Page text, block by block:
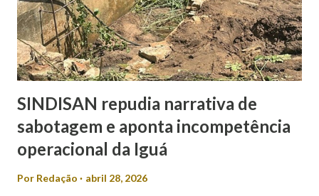
preferiram não responder, além de votos brancos e nulos,
chega a 22,6%. O levantamento também mediu a rejeição
dos candidatos. Nesse...
SINDISAN repudia narrativa de
sabotagem e aponta incompetência
operacional da Iguá
Por Redação abril 28, 2026